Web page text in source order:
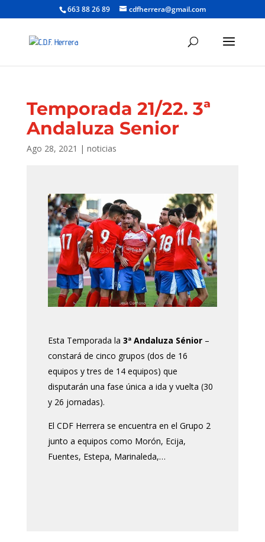
663 88 26 89 cdfherrera@gmail.com
Temporada 21/22. 3ª
Andaluza Senior
Ago 28, 2021 | noticias
Esta Temporada la 3ª Andaluza Sénior –
constará de cinco grupos (dos de 16
equipos y tres de 14 equipos) que
disputarán una fase única a ida y vuelta (30
y 26 jornadas).
El CDF Herrera se encuentra en el Grupo 2
junto a equipos como Morón, Ecija,
Fuentes, Estepa, Marinaleda,…